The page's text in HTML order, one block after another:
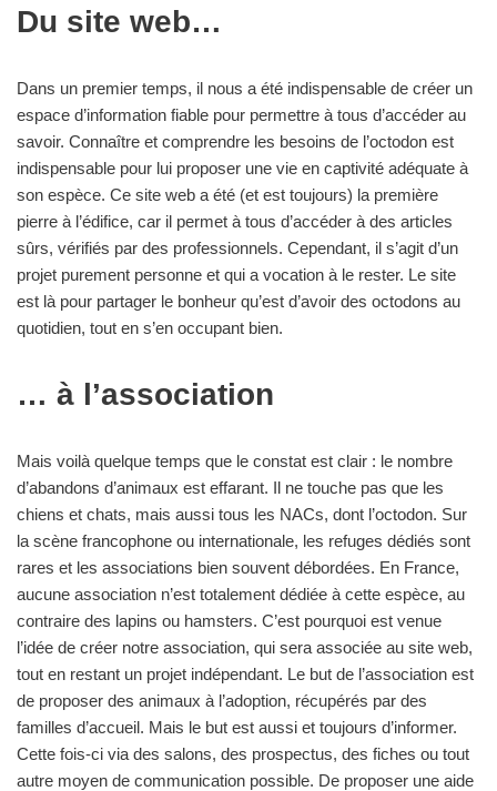
Du site web…
Dans un premier temps, il nous a été indispensable de créer un
espace d’information fiable pour permettre à tous d’accéder au
savoir. Connaître et comprendre les besoins de l’octodon est
indispensable pour lui proposer une vie en captivité adéquate à
son espèce. Ce site web a été (et est toujours) la première
pierre à l’édifice, car il permet à tous d’accéder à des articles
sûrs, vérifiés par des professionnels. Cependant, il s’agit d’un
projet purement personne et qui a vocation à le rester. Le site
est là pour partager le bonheur qu’est d’avoir des octodons au
quotidien, tout en s’en occupant bien.
… à l’association
Mais voilà quelque temps que le constat est clair : le nombre
d’abandons d’animaux est effarant. Il ne touche pas que les
chiens et chats, mais aussi tous les NACs, dont l’octodon. Sur
la scène francophone ou internationale, les refuges dédiés sont
rares et les associations bien souvent débordées. En France,
aucune association n’est totalement dédiée à cette espèce, au
contraire des lapins ou hamsters. C’est pourquoi est venue
l’idée de créer notre association, qui sera associée au site web,
tout en restant un projet indépendant. Le but de l’association est
de proposer des animaux à l’adoption, récupérés par des
familles d’accueil. Mais le but est aussi et toujours d’informer.
Cette fois-ci via des salons, des prospectus, des fiches ou tout
autre moyen de communication possible. De proposer une aide